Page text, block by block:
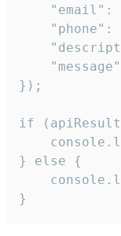
"email":
"phone":
});
if
} else {
}